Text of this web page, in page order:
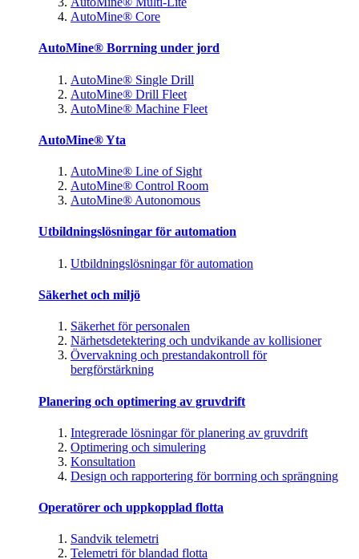
AutoMine® Core
AutoMine® Borrning under jord
AutoMine® Single Drill
AutoMine® Drill Fleet
AutoMine® Machine Fleet
AutoMine® Yta
AutoMine® Line of Sight
AutoMine® Control Room
AutoMine® Autonomous
Utbildningslösningar för automation
Utbildningslösningar för automation
Säkerhet och miljö
Säkerhet för personalen
Närhetsdetektering och undvikande av kollisioner
Övervakning och prestandakontroll för
bergförstärkning
Planering och optimering av gruvdrift
Integrerade lösningar för planering av gruvdrift
Optimering och simulering
Konsultation
Design och rapportering för borrning och sprängning
Operatörer och uppkopplad flotta
Sandvik telemetri
Telemetri för blandad flotta